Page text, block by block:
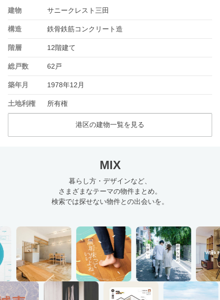
建物 サニークレスト三田
構造 鉄骨鉄筋コンクリート造
階層 12階建て
総戸数 62戸
築年月 1978年12月
土地利権 所有権
港区の建物一覧を見る
MIX
暮らし方・デザインなど、
さまざまなテーマの物件まとめ。
検索では探せない物件との出会いを。